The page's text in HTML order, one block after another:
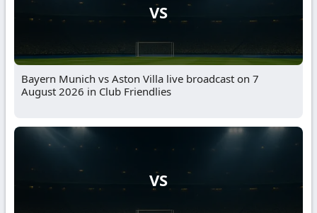
VS
Bayern Munich vs Aston Villa live broadcast on 7
August 2026 in Club Friendlies
VS